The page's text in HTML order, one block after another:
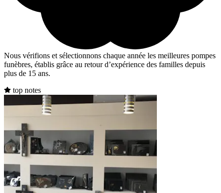
Nous vérifions et sélectionnons chaque année les meilleures pompes
funèbres, établis grâce au retour d’expérience des familles depuis
plus de 15 ans.
top notes